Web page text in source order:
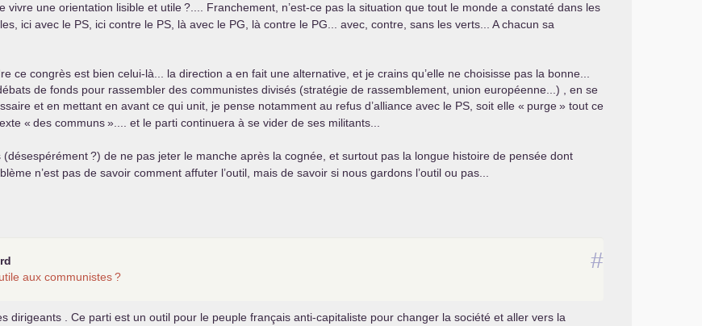
vivre une orientation lisible et utile?.... Franchement, n’est-ce pas la situation que tout le monde a constaté dans les
ici avec le PS , ici contre le PS , là avec le PG , là contre le PG ... avec, contre, sans les verts... A chacun sa
ce congrès est bien celui-là... la direction a en fait une alternative, et je crains qu’elle ne choisisse pas la bonne...
de fonds pour rassembler des communistes divisés (stratégie de rassemblement, union européenne...) , en se
et en mettant en avant ce qui unit, je pense notamment au refus d’alliance avec le PS , soit elle « purge» tout ce
« des communs».... et le parti continuera à se vider de ses militants...
(désespérément?) de ne pas jeter le manche après la cognée, et surtout pas la longue histoire de pensée dont
n’est pas de savoir comment affuter l’outil, mais de savoir si nous gardons l’outil ou pas...
#
aux communistes?
dirigeants . Ce parti est un outil pour le peuple français anti-capitaliste pour changer la société et aller vers la